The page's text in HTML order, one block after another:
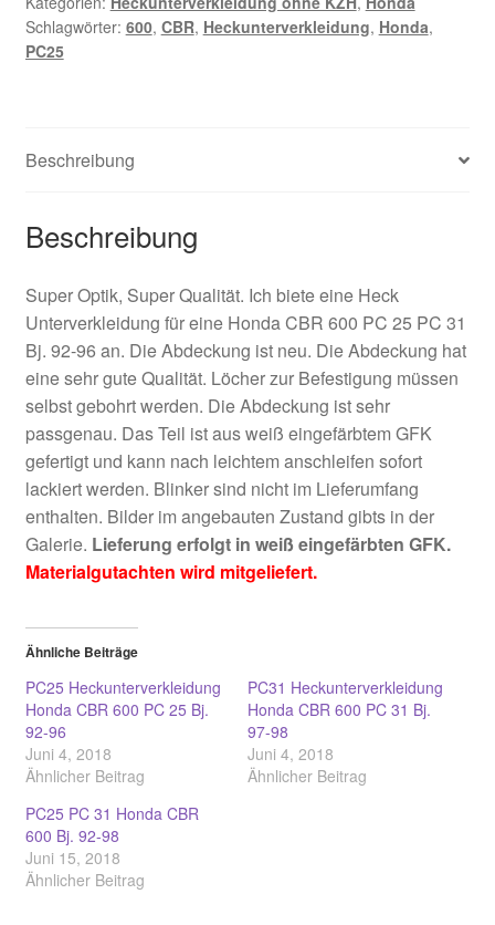
25
Bj.
Schlagwörter: 600, CBR, Heckunterverkleidung, Honda,
PC25
Beschreibung
Beschreibung
Super Optik, Super Qualität. Ich biete eine Heck
Unterverkleidung für eine Honda CBR 600 PC 25 PC 31
Bj. 92-96 an. Die Abdeckung ist neu. Die Abdeckung hat
eine sehr gute Qualität. Löcher zur Befestigung müssen
selbst gebohrt werden. Die Abdeckung ist sehr
passgenau. Das Teil ist aus weiß eingefärbtem GFK
gefertigt und kann nach leichtem anschleifen sofort
lackiert werden. Blinker sind nicht im Lieferumfang
enthalten. Bilder im angebauten Zustand gibts in der
Galerie. Lieferung erfolgt in weiß eingefärbten GFK.
Materialgutachten wird mitgeliefert.
Ähnliche Beiträge
PC25 Heckunterverkleidung
Honda CBR 600 PC 25 Bj.
92-96
Juni 4, 2018
Ähnlicher Beitrag
PC31 Heckunterverkleidung
Honda CBR 600 PC 31 Bj.
97-98
Juni 4, 2018
Ähnlicher Beitrag
PC25 PC 31 Honda CBR
600 Bj. 92-98
Juni 15, 2018
Ähnlicher Beitrag